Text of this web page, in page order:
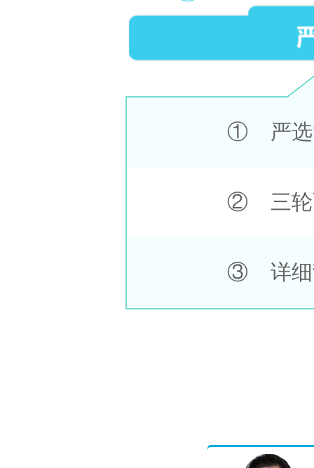
① 严选
② 三轮
③ 详细